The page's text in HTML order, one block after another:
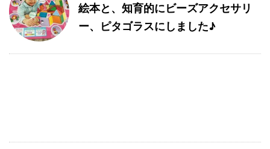
絵本と、知育的にビーズアクセサリ
ー、ピタゴラスにしました♪